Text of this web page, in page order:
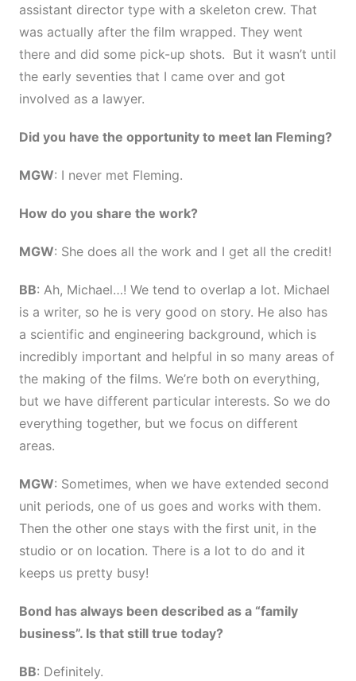
assistant director type with a skeleton crew. That
was actually after the film wrapped. They went
there and did some pick-up shots. But it wasn’t until
the early seventies that I came over and got
involved as a lawyer.
Did you have the opportunity to meet Ian Fleming?
MGW: I never met Fleming.
How do you share the work?
MGW: She does all the work and I get all the credit!
BB: Ah, Michael…! We tend to overlap a lot. Michael
is a writer, so he is very good on story. He also has
a scientific and engineering background, which is
incredibly important and helpful in so many areas of
the making of the films. We’re both on everything,
but we have different particular interests. So we do
everything together, but we focus on different
areas.
MGW: Sometimes, when we have extended second
unit periods, one of us goes and works with them.
Then the other one stays with the first unit, in the
studio or on location. There is a lot to do and it
keeps us pretty busy!
Bond has always been described as a “family
business”. Is that still true today?
BB: Definitely.